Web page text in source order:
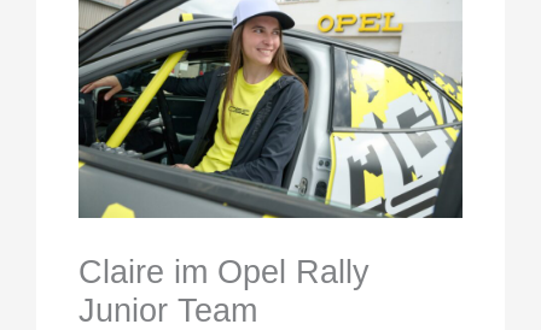
Claire im Opel Rally
Junior Team